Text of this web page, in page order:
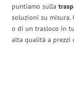
puntiamo sulla
soluzioni su misura.
o di un trasloco in
alta qualità a prezzi